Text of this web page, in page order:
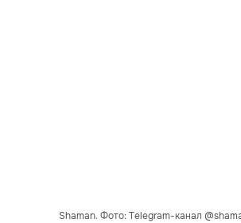
Shaman. Фото: Telegram-канал